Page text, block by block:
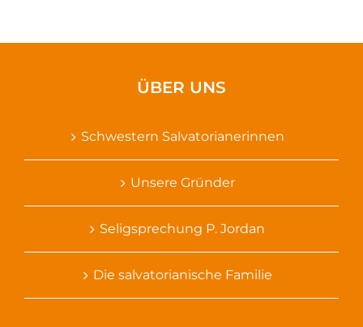
ÜBER UNS
Schwestern Salvatorianerinnen
Unsere Gründer
Seligsprechung P. Jordan
Die salvatorianische Familie